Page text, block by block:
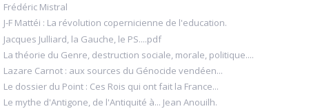
Frédéric Mistral
J-F Mattéi : La révolution copernicienne de l'education.
Jacques Julliard, la Gauche, le PS....pdf
La théorie du Genre, destruction sociale, morale, politique....
Lazare Carnot : aux sources du Génocide vendéen...
Le dossier du Point : Ces Rois qui ont fait la France...
Le mythe d'Antigone, de l'Antiquité à... Jean Anouilh.